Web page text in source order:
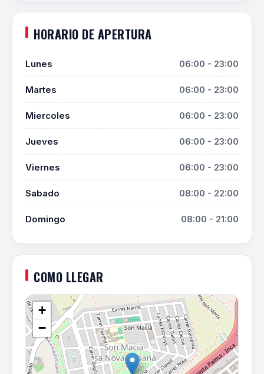
HORARIO DE APERTURA
Lunes 06:00 - 23:00
Martes 06:00 - 23:00
Miercoles 06:00 - 23:00
Jueves 06:00 - 23:00
Viernes 06:00 - 23:00
Sabado 08:00 - 22:00
Domingo 08:00 - 21:00
COMO LLEGAR
+
−